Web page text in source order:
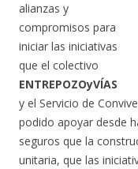
alianzas y
compromisos para
iniciar las iniciativas
que el colectivo
ENTREPOZOyVÍAS
y el Servicio de
podido apoyar desde
seguros que la
unitaria, que las